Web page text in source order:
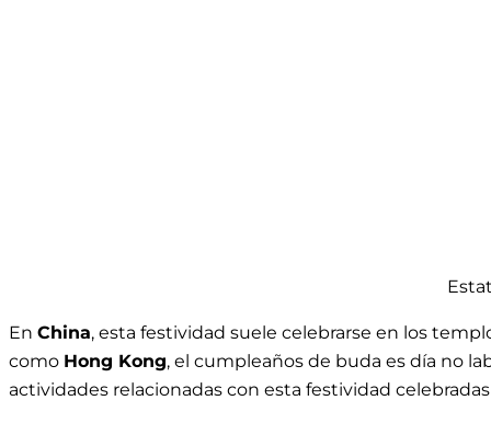
En China, esta festividad suele celebrarse en los
como Hong Kong, el cumpleaños de buda es día no
actividades relacionadas con esta festividad